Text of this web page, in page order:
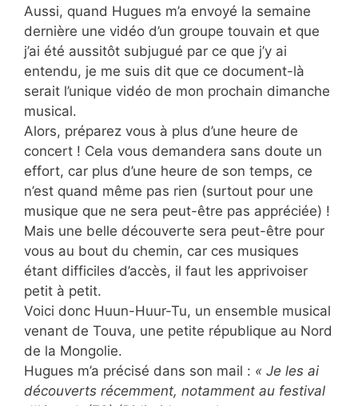
Aussi, quand Hugues m’a envoyé la semaine
dernière une vidéo d’un groupe touvain et que
j’ai été aussitôt subjugué par ce que j’y ai
entendu, je me suis dit que ce document-là
serait l’unique vidéo de mon prochain dimanche
musical.
Alors, préparez vous à plus d’une heure de
concert ! Cela vous demandera sans doute un
effort, car plus d’une heure de son temps, ce
n’est quand même pas rien (surtout pour une
musique que ne sera peut-être pas appréciée) !
Mais une belle découverte sera peut-être pour
vous au bout du chemin, car ces musiques
étant difficiles d’accès, il faut les apprivoiser
petit à petit.
Voici donc Huun-Huur-Tu, un ensemble musical
venant de Touva, une petite république au Nord
de la Mongolie.
Hugues m’a précisé dans son mail : « Je les ai
découverts récemment, notamment au festival